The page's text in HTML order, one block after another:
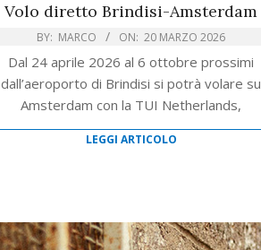
Volo diretto Brindisi-Amsterdam
BY: MARCO ON: 20 MARZO 2026
Dal 24 aprile 2026 al 6 ottobre prossimi
dall’aeroporto di Brindisi si potrà volare su
Amsterdam con la TUI Netherlands,
LEGGI ARTICOLO